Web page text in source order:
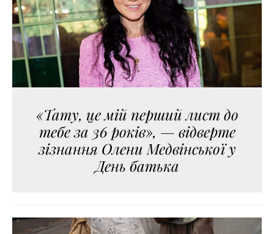
«Тату, це мій перший лист до
тебе за 36 років», — відверте
зізнання Олени Медвінської у
День батька